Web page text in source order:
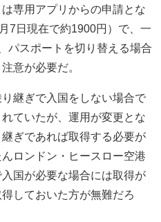
専用アプリからの申請とな
7日現在で約1900円）で、一
パスポートを切り替える場合
意が必要だ。
継ぎで入国をしない場合で
ていたが、運用が変更とな
ぎであれば取得する必要が
ロンドン・ヒースロー空港
国が必要な場合には取得が
しておいた方が無難だろ